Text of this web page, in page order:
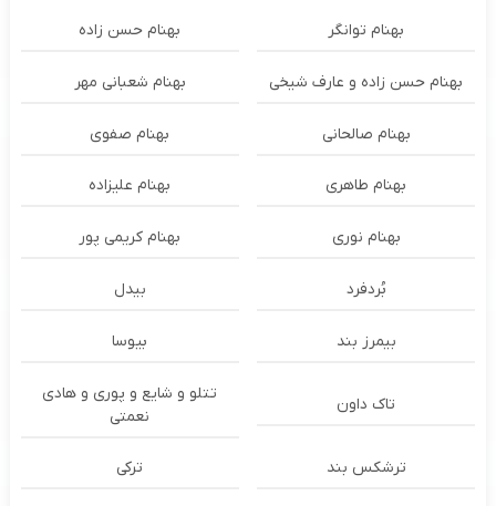
بهنام توانگر بهنام حسن زاده
بهنام حسن زاده و عارف شیخی بهنام شعبانی مهر
بهنام صالحانی بهنام صفوی
بهنام طاهری بهنام علیزاده
بهنام نوری بهنام کریمی پور
بُردفرد بیدل
بیمرز بند بیوسا
تاک داون
تتلو و شایع و پوری و هادی
نعمتی
ترشكس بند ترکی